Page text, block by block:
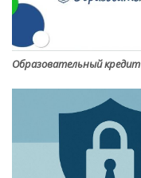
Образовательный кредит